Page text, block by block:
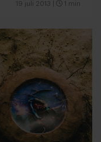
19 juli 2013 1 min